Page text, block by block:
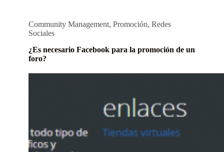
Community Management, Promoción, Redes
Sociales
¿Es necesario Facebook para la promoción de un
foro?